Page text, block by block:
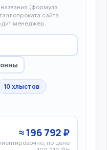
(формула
сайта.
менеджер.
10 хлыстов
≈ 196 792 ₽
по цене